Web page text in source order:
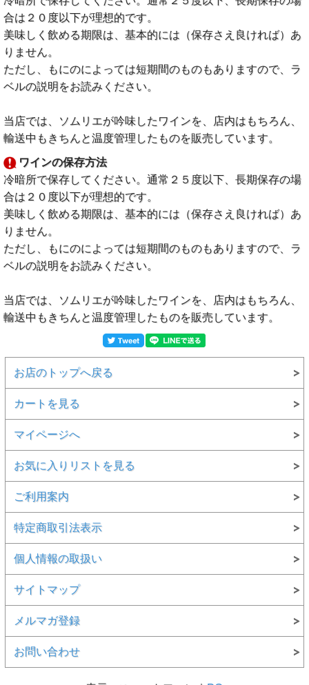
合は２０度以下が理想的です。
美味しく飲める期限は、基本的には（保存さえ良ければ）あ
りません。
ただし、もにのによっては短期間のものもありますので、ラ
ベルの説明をお読みください。
当店では、ソムリエが吟味したワインを、店内はもちろん、
輸送中もきちんと温度管理したものを販売しています。
ワインの保存方法
冷暗所で保存してください。通常２５度以下、長期保存の場
合は２０度以下が理想的です。
美味しく飲める期限は、基本的には（保存さえ良ければ）あ
りません。
ただし、もにのによっては短期間のものもありますので、ラ
ベルの説明をお読みください。
当店では、ソムリエが吟味したワインを、店内はもちろん、
輸送中もきちんと温度管理したものを販売しています。
お店のトップへ戻る
カートを見る
マイページへ
お気に入りリストを見る
ご利用案内
特定商取引法表示
個人情報の取扱い
サイトマップ
メルマガ登録
お問い合わせ